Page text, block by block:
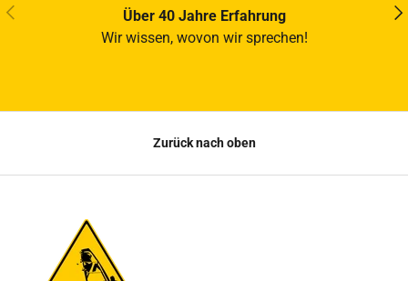
VORHERIGE
Über 40 Jahre Erfahrung
Wir wissen, wovon wir sprechen!
Zurück nach oben